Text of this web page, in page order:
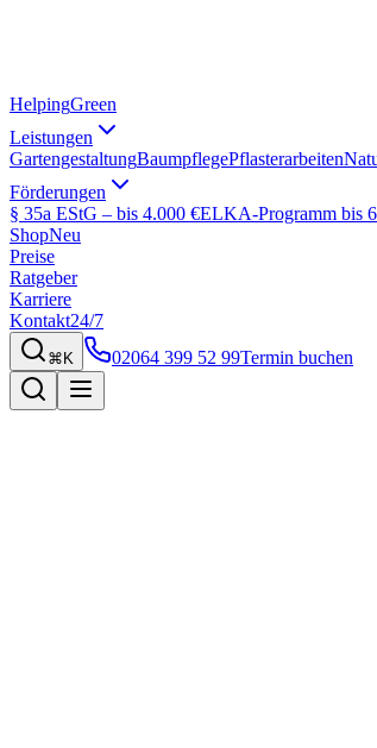
HelpingGreen
Leistungen
GartengestaltungBaumpflegePflasterarbeiten
Förderungen
§ 35a EStG – bis 4.000 €ELKA-Programm bis
ShopNeu
Preise
Ratgeber
Karriere
Kontakt24/7
⌘K 02064 399 52 99Termin buchen